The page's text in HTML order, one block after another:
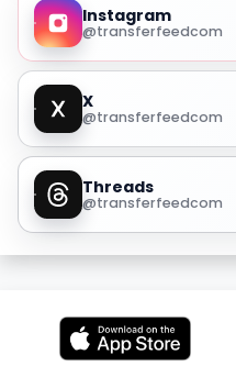
Instagram
@transferfeedcom
X
@transferfeedcom
Threads
@transferfeedcom